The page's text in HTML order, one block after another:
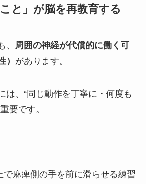
と」が脳を再教育する
、
周囲の神経が代償的に働く可
） があります。
は、“同じ動作を丁寧に・何度も
要です。
で麻痺側の手を前に滑らせる練習